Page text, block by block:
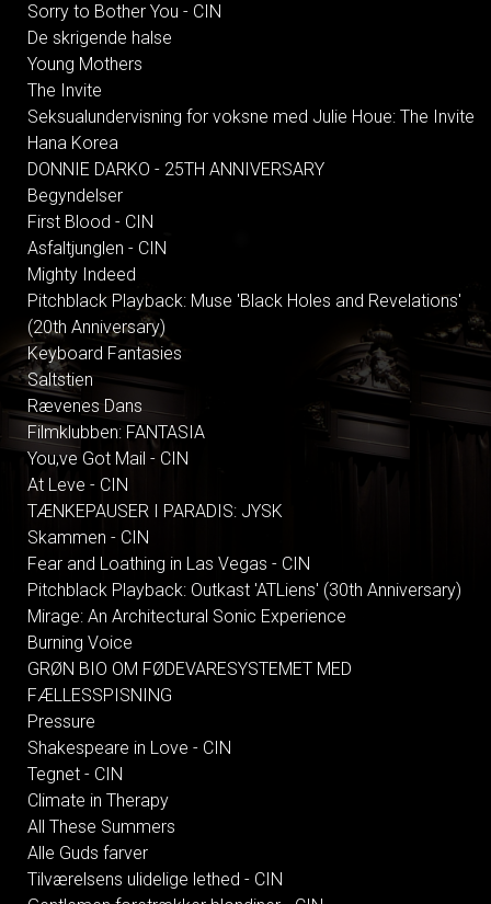
Sorry to Bother You - CIN
De skrigende halse
Young Mothers
The Invite
Seksualundervisning for voksne med Julie Houe: The Invite
Hana Korea
DONNIE DARKO - 25TH ANNIVERSARY
Begyndelser
First Blood - CIN
Asfaltjunglen - CIN
Mighty Indeed
Pitchblack Playback: Muse 'Black Holes and Revelations'
(20th Anniversary)
Keyboard Fantasies
Saltstien
Rævenes Dans
Filmklubben: FANTASIA
You,ve Got Mail - CIN
At Leve - CIN
TÆNKEPAUSER I PARADIS: JYSK
Skammen - CIN
Fear and Loathing in Las Vegas - CIN
Pitchblack Playback: Outkast 'ATLiens' (30th Anniversary)
Mirage: An Architectural Sonic Experience
Burning Voice
GRØN BIO OM FØDEVARESYSTEMET MED
FÆLLESSPISNING
Pressure
Shakespeare in Love - CIN
Tegnet - CIN
Climate in Therapy
All These Summers
Alle Guds farver
Tilværelsens ulidelige lethed - CIN